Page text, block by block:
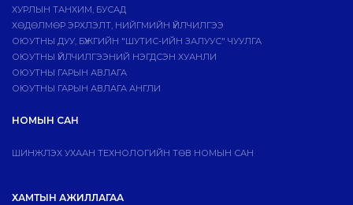
ХУРЛЫН ТАНХИМ, БУСАД
ХӨДӨЛМӨР ЭРХЛЭЛТ, НИЙГМИЙН ҮЙЛЧИЛГЭЭ
ОЮУТНЫ ДУУ, БҮЖГИЙН "ШУТИС-ИЙН ЗАЛУУС" ЧУУЛГА
ОЮУТНЫ ҮЙЛЧИЛГЭЭНИЙ НЭГДСЭН ХУАНЛИ
ОЮУТНЫ ГАРЫН АВЛАГА
ОЮУТНЫ ГАРЫН АВЛАГА АНГЛИ
НОМЫН САН
ШИНЖЛЭХ УХААН ТЕХНОЛОГИЙН ТӨВ НОМЫН САН
ХАМТЫН АЖИЛЛАГАА